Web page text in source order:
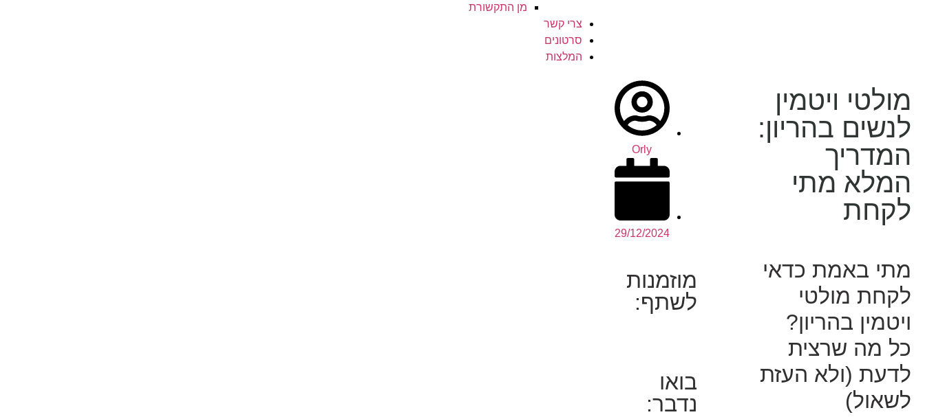
מן התקשורת
צרי קשר
סרטונים
המלצות
מולטי ויטמין
לנשים בהריון:
המדריך
המלא מתי
לקחת
מתי באמת כדאי
לקחת מולטי
ויטמין בהריון?
כל מה שרצית
לדעת (ולא העזת
לשאול)
Orly
29/12/2024
מוזמנות
לשתף:
בואו
נדבר: